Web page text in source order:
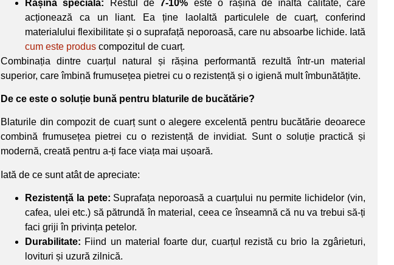
Rășină specială: Restul de7-10% este o rășină de înaltă calitate, care
acționează ca un liant. Ea ține laolaltă particulele de cuarț, conferind
materialului flexibilitate și o suprafață neporoasă, care nu absoarbe lichide. Iată
cum este produs compozitul de cuarț.
Combinația dintre cuarțul natural și rășina performantă rezultă într-un material
superior, care îmbină frumusețea pietrei cu o rezistență și o igienă mult îmbunătățite.
De ce este o soluție bună pentru blaturile de bucătărie?
Blaturile din compozit de cuarț sunt o alegere excelentă pentru bucătărie deoarece
combină frumusețea pietrei cu o rezistență de invidiat. Sunt o soluție practică și
modernă, creată pentru a-ți face viața mai ușoară.
Iată de ce sunt atât de apreciate:
Rezistență la pete: Suprafața neporoasă a cuarțului nu permite lichidelor (vin,
cafea, ulei etc.) să pătrundă în material, ceea ce înseamnă că nu va trebui să-ți
faci griji în privința petelor.
Durabilitate: Fiind un material foarte dur, cuarțul rezistă cu brio la zgârieturi,
lovituri și uzură zilnică.